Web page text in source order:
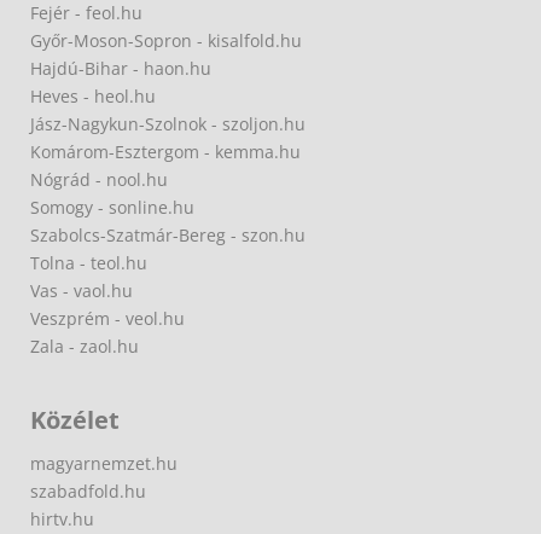
Fejér - feol.hu
Győr-Moson-Sopron - kisalfold.hu
Hajdú-Bihar - haon.hu
Heves - heol.hu
Jász-Nagykun-Szolnok - szoljon.hu
Komárom-Esztergom - kemma.hu
Nógrád - nool.hu
Somogy - sonline.hu
Szabolcs-Szatmár-Bereg - szon.hu
Tolna - teol.hu
Vas - vaol.hu
Veszprém - veol.hu
Zala - zaol.hu
Közélet
magyarnemzet.hu
szabadfold.hu
hirtv.hu